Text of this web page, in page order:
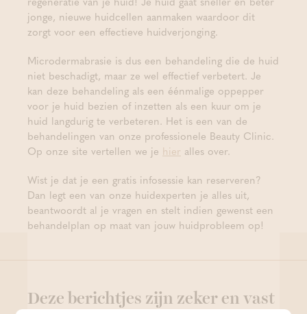
jonge, nieuwe huidcellen aanmaken waardoor dit
zorgt voor een effectieve huidverjonging.
Microdermabrasie is dus een behandeling die de huid
niet beschadigt, maar ze wel effectief verbetert. Je
kan deze behandeling als een éénmalige oppepper
voor je huid bezien of inzetten als een kuur om je
huid langdurig te verbeteren. Het is een van de
behandelingen van onze professionele Beauty Clinic.
Op onze site vertellen we je hier alles over.
Wist je dat je een gratis infosessie kan reserveren?
Dan legt een van onze huidexperten je alles uit,
beantwoordt al je vragen en stelt indien gewenst een
behandelplan op maat van jouw huidprobleem op!
Deze berichtjes zijn zeker en vast